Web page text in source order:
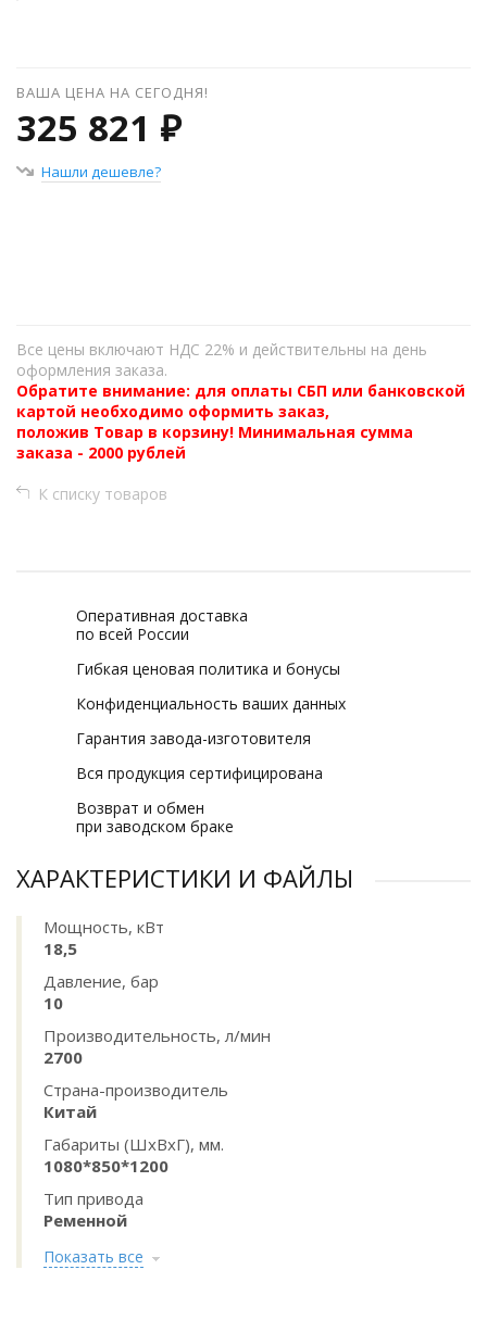
ВАША ЦЕНА НА СЕГОДНЯ!
325 821 ₽
Нашли дешевле?
Все цены включают НДС 22% и действительны на день
оформления заказа.
Обратите внимание: для оплаты СБП или банковской
картой необходимо оформить заказ,
положив Товар в корзину! Минимальная сумма
заказа - 2000 рублей
К списку товаров
Оперативная доставка
по всей России
Гибкая ценовая политика и бонусы
Конфиденциальность ваших данных
Гарантия завода-изготовителя
Вся продукция сертифицирована
Возврат и обмен
при заводском браке
ХАРАКТЕРИСТИКИ И ФАЙЛЫ
Мощность, кВт
18,5
Давление, бар
10
Производительность, л/мин
2700
Страна-производитель
Китай
Габариты (ШхВхГ), мм.
1080*850*1200
Тип привода
Ременной
Показать все